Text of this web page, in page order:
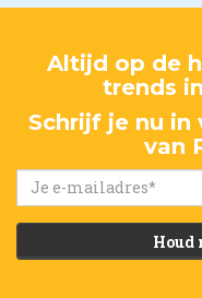
Altijd op de
trends
Schrijf je nu in
van
Houd